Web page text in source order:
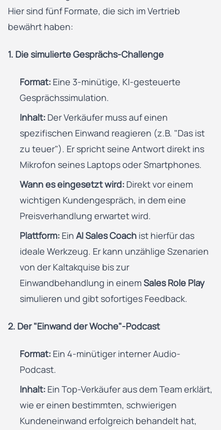
Hier sind fünf Formate, die sich im Vertrieb
bewährt haben:
1. Die simulierte Gesprächs-Challenge
Format: Eine 3-minütige, KI-gesteuerte
Gesprächssimulation.
Inhalt: Der Verkäufer muss auf einen
spezifischen Einwand reagieren (z.B. "Das ist
zu teuer"). Er spricht seine Antwort direkt ins
Mikrofon seines Laptops oder Smartphones.
Wann es eingesetzt wird: Direkt vor einem
wichtigen Kundengespräch, in dem eine
Preisverhandlung erwartet wird.
Plattform: Ein AI Sales Coach ist hierfür das
ideale Werkzeug. Er kann unzählige Szenarien
von der Kaltakquise bis zur
Einwandbehandlung in einemSales Role Play
simulieren und gibt sofortiges Feedback.
2. Der "Einwand der Woche"-Podcast
Format: Ein 4-minütiger interner Audio-
Podcast.
Inhalt: Ein Top-Verkäufer aus dem Team erklärt,
wie er einen bestimmten, schwierigen
Kundeneinwand erfolgreich behandelt hat,